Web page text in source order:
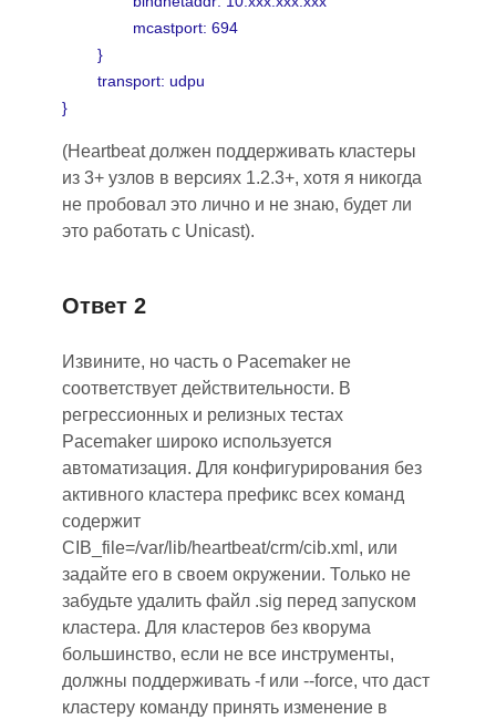
mcastport: 694
}
transport: udpu
}
(Heartbeat должен поддерживать кластеры
из 3+ узлов в версиях 1.2.3+, хотя я никогда
не пробовал это лично и не знаю, будет ли
это работать с Unicast).
Ответ 2
Извините, но часть о Pacemaker не
соответствует действительности. В
регрессионных и релизных тестах
Pacemaker широко используется
автоматизация. Для конфигурирования без
активного кластера префикс всех команд
содержит
CIB_file=/var/lib/heartbeat/crm/cib.xml , или
задайте его в своем окружении. Только не
забудьте удалить файл .sig перед запуском
кластера. Для кластеров без кворума
большинство, если не все инструменты,
должны поддерживать -f или --force, что даст
кластеру команду принять изменение в